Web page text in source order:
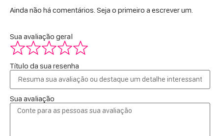
Ainda não há comentários. Seja o primeiro a escrever um.
Sua avaliação geral
Título da sua resenha
Sua avaliação